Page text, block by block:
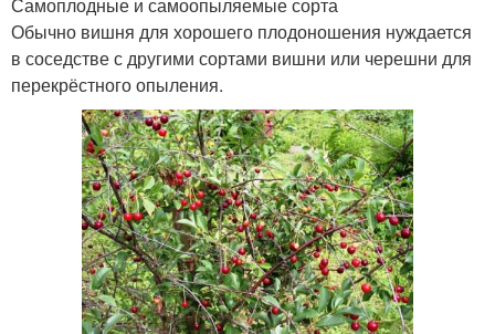
Обычно вишня для хорошего плодоношения нуждается
в соседстве с другими сортами вишни или черешни для
перекрёстного опыления.